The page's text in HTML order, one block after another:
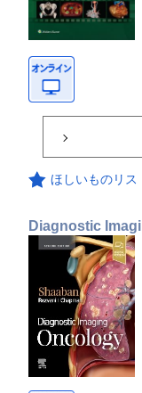
ほしいものリス
Diagnostic